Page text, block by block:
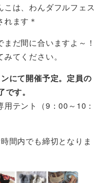
は、わんダフルフェス
ます＊
だ間に合いますよ～！
てください。
にて開催予定。定員の
す。
テント（9：00～10：
間内でも締切となりま